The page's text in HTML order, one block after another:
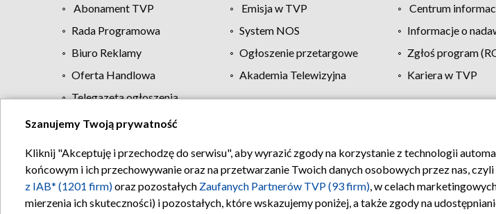
Abonament TVP Emisja w TVP Centrum
Rada Programowa
System NOS Informacje o
Biuro Reklamy
Ogłoszenie przetargowe Zgłoś program
Oferta Handlowa
Akademia Telewizyjna Kariera w TVP
Telegazeta ogłoszenia
Regulamin TVP Polityka prywatności Moje
Szanujemy Twoją prywatność
Kliknij "Akceptuję i przechodzę do serwisu", aby wyrazić zgody na korzystanie z technologii
końcowym i ich przechowywanie oraz na przetwarzanie Twoich danych osobowych przez nas,
z IAB* (1201 firm)oraz pozostałych Zaufanych Partnerów TVP (93 firm), w celach
mierzenia ich skuteczności) i pozostałych, które wskazujemy poniżej, a także zgody na